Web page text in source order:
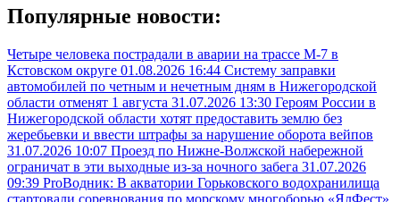
Популярные новости:
Четыре человека пострадали в аварии на трассе М-7 в
Кстовском округе 01.08.2026 16:44 Систему заправки
автомобилей по четным и нечетным дням в Нижегородской
области отменят 1 августа 31.07.2026 13:30 Героям России в
Нижегородской области хотят предоставить землю без
жеребьевки и ввести штрафы за нарушение оборота вейпов
31.07.2026 10:07 Проезд по Нижне-Волжской набережной
ограничат в эти выходные из-за ночного забега 31.07.2026
09:39 ProВодник: В акватории Горьковского водохранилища